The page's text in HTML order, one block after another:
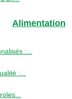
Alimentation
:...
:...